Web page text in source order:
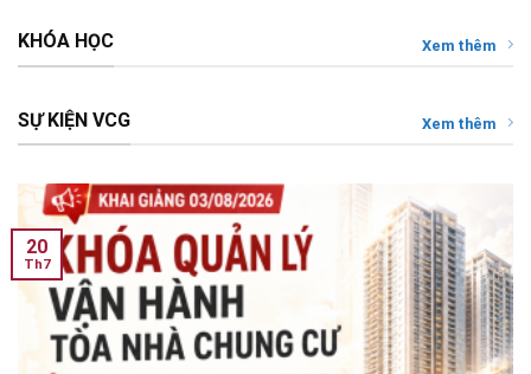
KHÓA HỌC Xem thêm
SỰ KIỆN VCG Xem thêm
20
Th7